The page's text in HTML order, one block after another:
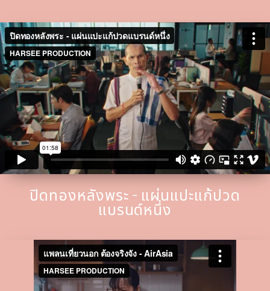
ปิดทองหลังพระ - แผ่นแปะแก้ปวด
แบรนด์หนึ่ง